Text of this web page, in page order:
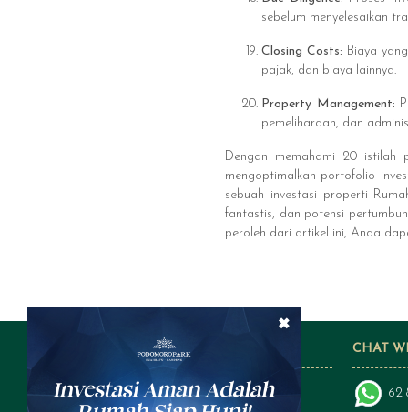
sebelum menyelesaikan
Closing Costs: Biaya
pajak, dan biaya lainnya.
Property Management:
pemeliharaan, dan
Dengan memahami 20 istilah
mengoptimalkan portofolio
sebuah investasi properti
fantastis, dan potensi
peroleh dari artikel ini, Anda
×
FOLLOW US ON SOCIAL MEDIA CHAT
62